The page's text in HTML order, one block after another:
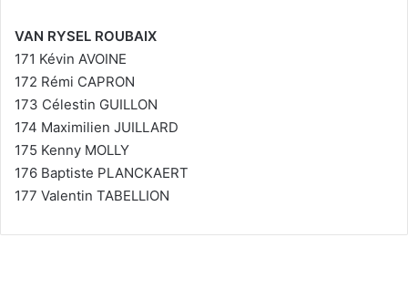
VAN RYSEL ROUBAIX
171 Kévin AVOINE
172 Rémi CAPRON
173 Célestin GUILLON
174 Maximilien JUILLARD
175 Kenny MOLLY
176 Baptiste PLANCKAERT
177 Valentin TABELLION